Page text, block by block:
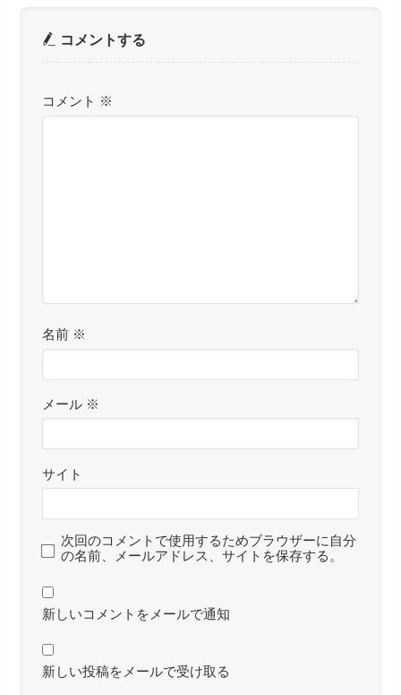
コメントする
コメント ※
名前 ※
メール ※
サイト
次回のコメントで使用するためブラウザーに自分
の名前、メールアドレス、サイトを保存する。
新しいコメントをメールで通知
新しい投稿をメールで受け取る